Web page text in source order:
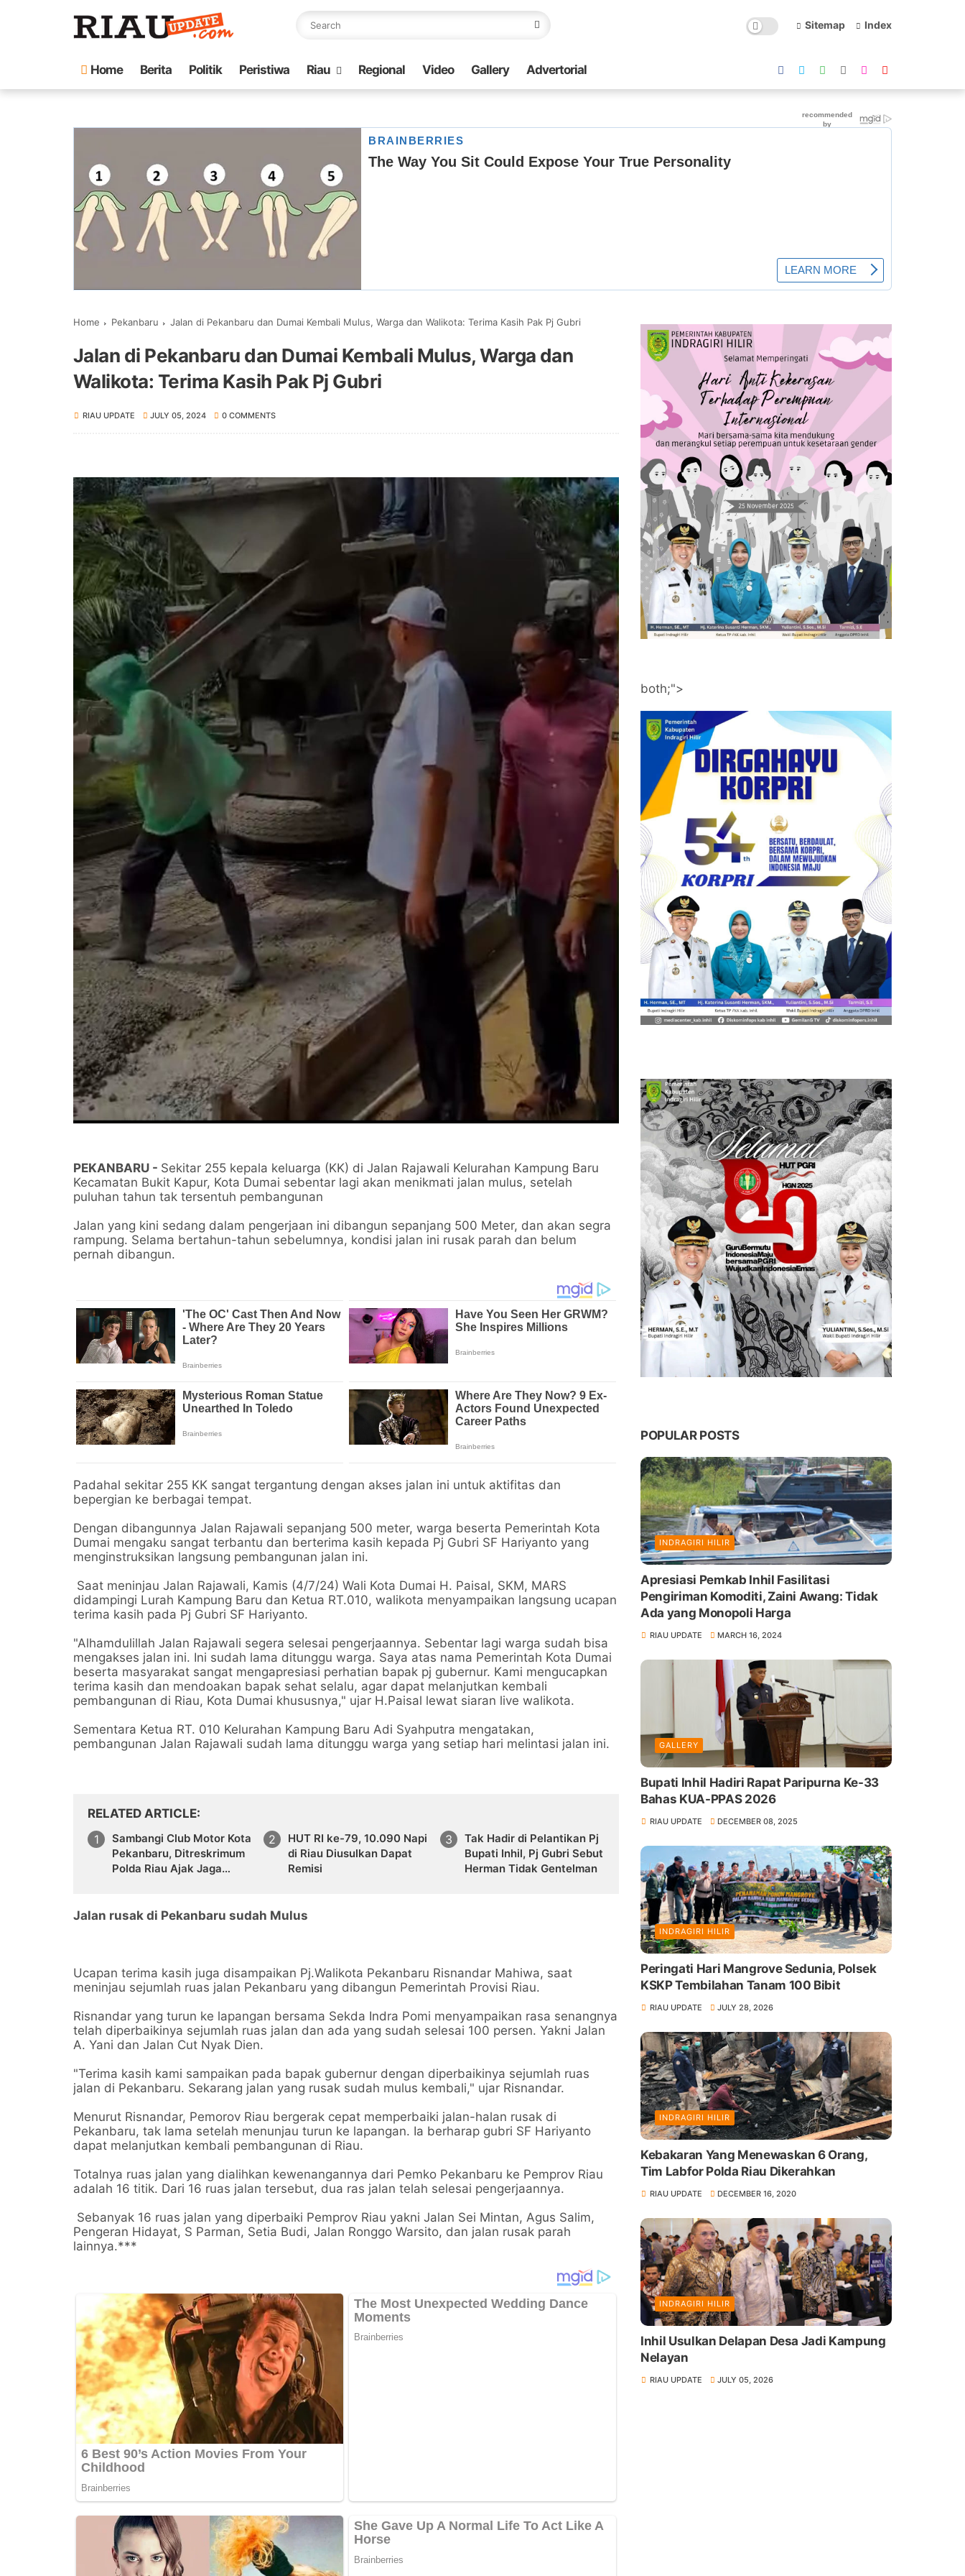
Sitemap Index
Home Berita Politik Peristiwa Riau Regional Video Gallery Advertorial
Home Pekanbaru Jalan di Pekanbaru dan Dumai Kembali Mulus, Warga dan Walikota: Terima Kasih Pak Pj Gubri
Jalan di Pekanbaru dan Dumai Kembali Mulus, Warga dan
Walikota: Terima Kasih Pak Pj Gubri
RIAU UPDATE JULY 05, 2024 0 COMMENTS
PEKANBARU - Sekitar 255 kepala keluarga (KK) di Jalan Rajawali Kelurahan Kampung Baru
Kecamatan Bukit Kapur, Kota Dumai sebentar lagi akan menikmati jalan mulus, setelah
puluhan tahun tak tersentuh pembangunan
Jalan yang kini sedang dalam pengerjaan ini dibangun sepanjang 500 Meter, dan akan segra
rampung. Selama bertahun-tahun sebelumnya, kondisi jalan ini rusak parah dan belum
pernah dibangun.
Padahal sekitar 255 KK sangat tergantung dengan akses jalan ini untuk aktifitas dan
bepergian ke berbagai tempat.
Dengan dibangunnya Jalan Rajawali sepanjang 500 meter, warga beserta Pemerintah Kota
Dumai mengaku sangat terbantu dan berterima kasih kepada Pj Gubri SF Hariyanto yang
menginstruksikan langsung pembangunan jalan ini.
Saat meninjau Jalan Rajawali, Kamis (4/7/24) Wali Kota Dumai H. Paisal, SKM, MARS
didampingi Lurah Kampung Baru dan Ketua RT.010, walikota menyampaikan langsung ucapan
terima kasih pada Pj Gubri SF Hariyanto.
"Alhamdulillah Jalan Rajawali segera selesai pengerjaannya. Sebentar lagi warga sudah bisa
mengakses jalan ini. Ini sudah lama ditunggu warga. Saya atas nama Pemerintah Kota Dumai
beserta masyarakat sangat mengapresiasi perhatian bapak pj gubernur. Kami mengucapkan
terima kasih dan mendoakan bapak sehat selalu, agar dapat melanjutkan kembali
pembangunan di Riau, Kota Dumai khususnya," ujar H.Paisal lewat siaran live walikota.
Sementara Ketua RT. 010 Kelurahan Kampung Baru Adi Syahputra mengatakan,
pembangunan Jalan Rajawali sudah lama ditunggu warga yang setiap hari melintasi jalan ini.
RELATED ARTICLE
Sambangi Club Motor Kota
Pekanbaru, Ditreskrimum
Polda Riau Ajak Jaga
HUT RI ke-79, 10.090 Napi
di Riau Diusulkan Dapat
Remisi
Tak Hadir di Pelantikan Pj
Bupati Inhil, Pj Gubri Sebut
Herman Tidak Gentelman
Jalan rusak di Pekanbaru sudah Mulus
Ucapan terima kasih juga disampaikan Pj.Walikota Pekanbaru Risnandar Mahiwa, saat
meninjau sejumlah ruas jalan Pekanbaru yang dibangun Pemerintah Provisi Riau.
Risnandar yang turun ke lapangan bersama Sekda Indra Pomi menyampaikan rasa senangnya
telah diperbaikinya sejumlah ruas jalan dan ada yang sudah selesai 100 persen. Yakni Jalan
A. Yani dan Jalan Cut Nyak Dien.
"Terima kasih kami sampaikan pada bapak gubernur dengan diperbaikinya sejumlah ruas
jalan di Pekanbaru. Sekarang jalan yang rusak sudah mulus kembali," ujar Risnandar.
Menurut Risnandar, Pemorov Riau bergerak cepat memperbaiki jalan-halan rusak di
Pekanbaru, tak lama setelah menunjau turun ke lapangan. Ia berharap gubri SF Hariyanto
dapat melanjutkan kembali pembangunan di Riau.
Totalnya ruas jalan yang dialihkan kewenangannya dari Pemko Pekanbaru ke Pemprov Riau
adalah 16 titik. Dari 16 ruas jalan tersebut, dua ras jalan telah selesai pengerjaannya.
Sebanyak 16 ruas jalan yang diperbaiki Pemprov Riau yakni Jalan Sei Mintan, Agus Salim,
Pengeran Hidayat, S Parman, Setia Budi, Jalan Ronggo Warsito, dan jalan rusak parah
lainnya.***
both;">
POPULAR POSTS
INDRAGIRI HILIR
Apresiasi Pemkab Inhil Fasilitasi
Pengiriman Komoditi, Zaini Awang: Tidak
Ada yang Monopoli Harga
RIAU UPDATE MARCH 16, 2024
GALLERY
Bupati Inhil Hadiri Rapat Paripurna Ke-33
Bahas KUA-PPAS 2026
RIAU UPDATE DECEMBER 08, 2025
INDRAGIRI HILIR
Peringati Hari Mangrove Sedunia, Polsek
KSKP Tembilahan Tanam 100 Bibit
RIAU UPDATE JULY 28, 2026
INDRAGIRI HILIR
Kebakaran Yang Menewaskan 6 Orang,
Tim Labfor Polda Riau Dikerahkan
RIAU UPDATE DECEMBER 16, 2020
INDRAGIRI HILIR
Inhil Usulkan Delapan Desa Jadi Kampung
Nelayan
RIAU UPDATE JULY 05, 2026